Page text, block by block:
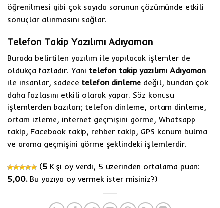
öğrenilmesi gibi çok sayıda sorunun çözümünde etkili
sonuçlar alınmasını sağlar.
Telefon Takip Yazılımı Adıyaman
Burada belirtilen yazılım ile yapılacak işlemler de
oldukça fazladır. Yani telefon takip yazılımı Adıyaman
ile insanlar, sadece telefon dinleme değil, bundan çok
daha fazlasını etkili olarak yapar. Söz konusu
işlemlerden bazıları; telefon dinleme, ortam dinleme,
ortam izleme, internet geçmişini görme, Whatsapp
takip, Facebook takip, rehber takip, GPS konum bulma
ve arama geçmişini görme şeklindeki işlemlerdir.
(5 Kişi oy verdi, 5 üzerinden ortalama puan:
5,00. Bu yazıya oy vermek ister misiniz?)